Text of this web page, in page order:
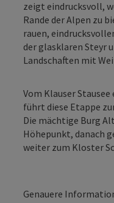
zeigt eindrucksvoll,
Rande der Alpen zu
rauen,
der glasklaren Steyr
Landschaften mit
Vom Klauser
führt diese Etappe
Die mächtige Burg
Höhepunkt, danach
weiter zum Kloster
Genauere